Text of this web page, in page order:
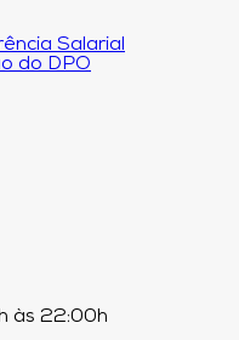
Salarial
do DPO
às 22:00h